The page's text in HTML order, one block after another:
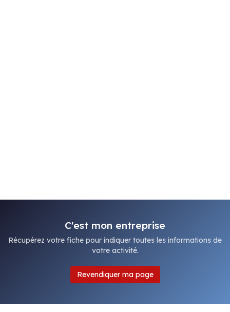
C'est mon entreprise
Récupérez votre fiche pour indiquer toutes les informations de
votre activité.
Revendiquer ma page